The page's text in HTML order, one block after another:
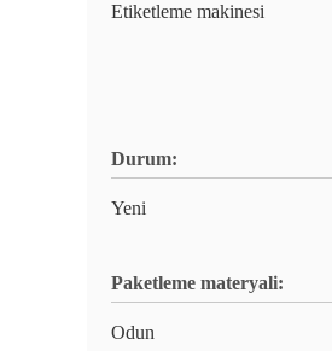
Etiketleme makinesi
Durum:
Yeni
Paketleme materyali:
Odun